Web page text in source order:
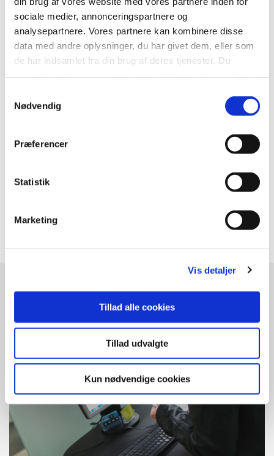
sociale medier, annonceringspartnere og
analysepartnere. Vores partnere kan kombinere disse
data med andre oplysninger, du har givet dem, eller som
de har indsamlet fra din brug af deres tjenester. Du
Nødvendig
Præferencer
Statistik
Marketing
Vis detaljer
Tillad alle cookies
Tillad udvalgte
Kun nødvendige cookies
Lukket: 1. maj, 5. juni, fredagen efter Kristi
Himmelfartsdag og mellem jul og nytår
E-Mail :enkeltydelseogpension@horsens.dk
Økonomiske tilskud fra kommunen på borger.dk
Læs mere om